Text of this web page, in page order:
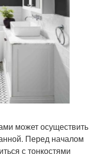
может осуществить
Перед началом
с тонкостями